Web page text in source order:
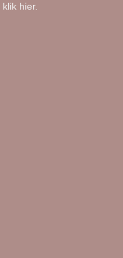
klik hier.